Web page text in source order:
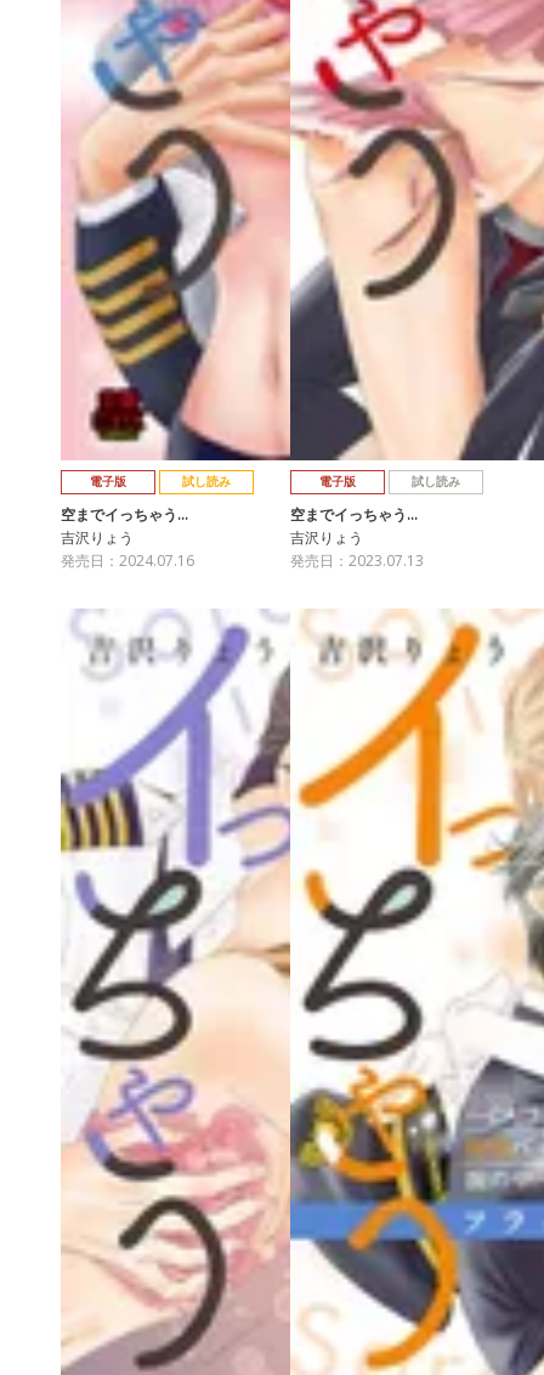
電子版 試し読み
空までイっちゃう…
吉沢りょう
発売日：2024.07.16
電子版 試し読み
空までイっちゃう…
吉沢りょう
発売日：2023.07.13